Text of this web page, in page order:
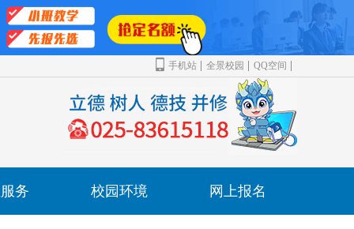
手机站 全景校园 QQ空间
务 校园环境 网上报名